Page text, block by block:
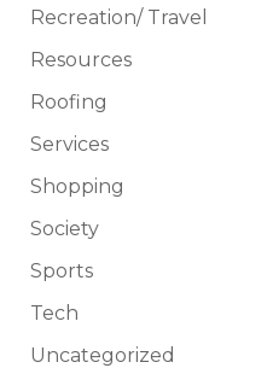
Recreation/ Travel
Resources
Roofing
Services
Shopping
Society
Sports
Tech
Uncategorized